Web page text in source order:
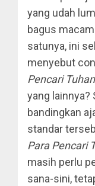
yang udah
bagus
satunya, ini
menyebut
Pencari Tuhan
yang lainnya?
bandingkan
standar
Para Pencari
masih perlu
sana-sini,